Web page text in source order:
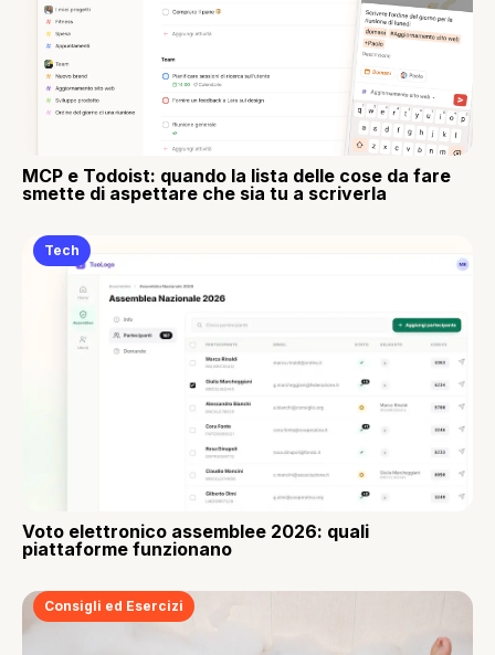
MCP e Todoist: quando la lista delle cose da fare
smette di aspettare che sia tu a scriverla
Tech
Voto elettronico assemblee 2026: quali
piattaforme funzionano
Consigli ed Esercizi